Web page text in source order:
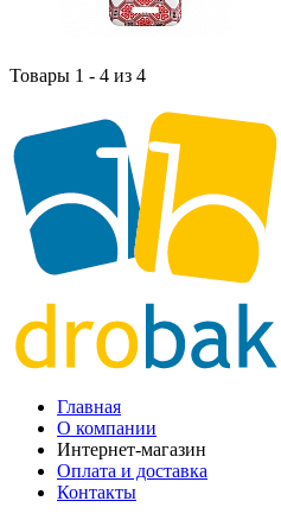
Товары 1 - 4 из 4
Главная
О компании
Интернет-магазин
Оплата и доставка
Контакты